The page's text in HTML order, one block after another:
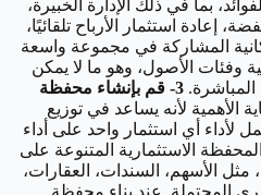
بما في ذلك الإدارة الخبيرة،
إعادة استثمار الأرباح تلقائيًا،
المشاركة في مجموعة واسعة
وفئات الأصول، وهو ما لا يمكن
3- قم بإنشاء محفظة
الأهمية لأنه يساعد في توزيع
لأداء أي استثمار واحد على أداء
الاستثمارية المتنوعة على
مثل الأسهم، السندات، العقارات،